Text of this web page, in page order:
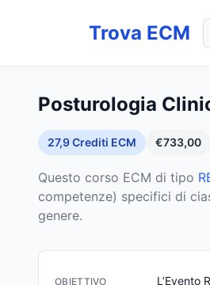
Trova ECM
Posturologia
27,9Crediti ECM €733,00
Questo corso ECM di tipo
competenze) specifici di
genere.
OBIETTIVO
L’Evento